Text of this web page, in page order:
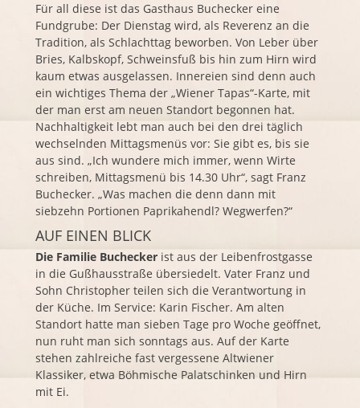
Für all diese ist das Gasthaus Buchecker eine
Fundgrube: Der Dienstag wird, als Reverenz an die
Tradition, als Schlachttag beworben. Von Leber über
Bries, Kalbskopf, Schweinsfuß bis hin zum Hirn wird
kaum etwas ausgelassen. Innereien sind denn auch
ein wichtiges Thema der „Wiener Tapas“-Karte, mit
der man erst am neuen Standort begonnen hat.
Nachhaltigkeit lebt man auch bei den drei täglich
wechselnden Mittagsmenüs vor: Sie gibt es, bis sie
aus sind. „Ich wundere mich immer, wenn Wirte
schreiben, Mittagsmenü bis 14.30 Uhr“, sagt Franz
Buchecker. „Was machen die denn dann mit
siebzehn Portionen Paprikahendl? Wegwerfen?“
AUF EINEN BLICK
Die Familie Buchecker ist aus der Leibenfrostgasse
in die Gußhausstraße übersiedelt. Vater Franz und
Sohn Christopher teilen sich die Verantwortung in
der Küche. Im Service: Karin Fischer. Am alten
Standort hatte man sieben Tage pro Woche geöffnet,
nun ruht man sich sonntags aus. Auf der Karte
stehen zahlreiche fast vergessene Altwiener
Klassiker, etwa Böhmische Palatschinken und Hirn
mit Ei.